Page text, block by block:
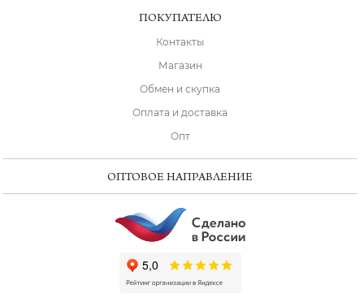
ПОКУПАТЕЛЮ
Контакты
Магазин
Обмен и скупка
Оплата и доставка
Опт
ОПТОВОЕ НАПРАВЛЕНИЕ